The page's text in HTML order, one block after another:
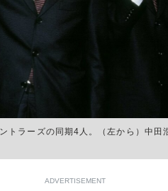
トラーズの同期4人。（左から）中田
ADVERTISEMENT